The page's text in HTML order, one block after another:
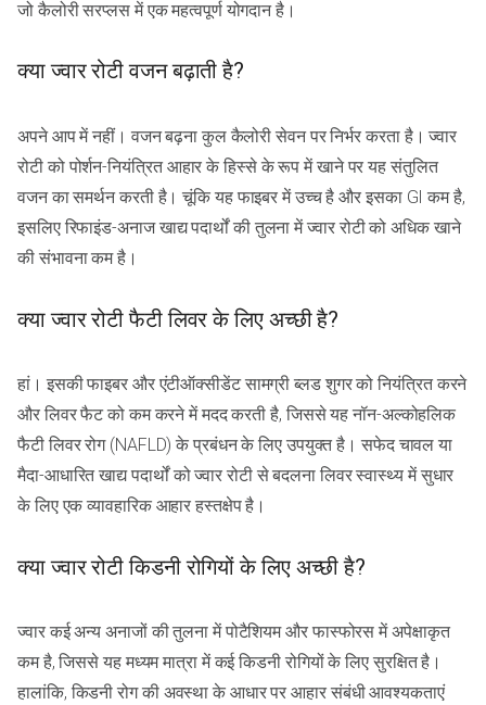
जो कैलोरी सरप्लस में एक महत्वपूर्ण योगदान है।
क्या ज्वार रोटी वजन बढ़ाती है?
अपने आप में नहीं। वजन बढ़ना कुल कैलोरी सेवन पर निर्भर करता है। ज्वार
रोटी को पोर्शन-नियंत्रित आहार के हिस्से के रूप में खाने पर यह संतुलित
वजन का समर्थन करती है। चूंकि यह फाइबर में उच्च है और इसका GI कम है,
इसलिए रिफाइंड-अनाज खाद्य पदार्थों की तुलना में ज्वार रोटी को अधिक खाने
की संभावना कम है।
क्या ज्वार रोटी फैटी लिवर के लिए अच्छी है?
हां। इसकी फाइबर और एंटीऑक्सीडेंट सामग्री ब्लड शुगर को नियंत्रित करने
और लिवर फैट को कम करने में मदद करती है, जिससे यह नॉन-अल्कोहलिक
फैटी लिवर रोग (NAFLD) के प्रबंधन के लिए उपयुक्त है। सफेद चावल या
मैदा-आधारित खाद्य पदार्थों को ज्वार रोटी से बदलना लिवर स्वास्थ्य में सुधार
के लिए एक व्यावहारिक आहार हस्तक्षेप है।
क्या ज्वार रोटी किडनी रोगियों के लिए अच्छी है?
ज्वार कई अन्य अनाजों की तुलना में पोटैशियम और फास्फोरस में अपेक्षाकृत
कम है, जिससे यह मध्यम मात्रा में कई किडनी रोगियों के लिए सुरक्षित है।
हालांकि, किडनी रोग की अवस्था के आधार पर आहार संबंधी आवश्यकताएं